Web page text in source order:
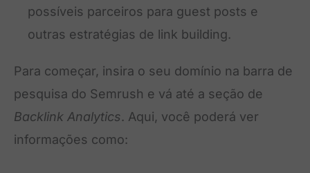
possíveis parceiros para guest posts e
outras estratégias de link building.
Para começar, insira o seu domínio na barra de
pesquisa do Semrush e vá até a seção de
Backlink Analytics. Aqui, você poderá ver
informações como: